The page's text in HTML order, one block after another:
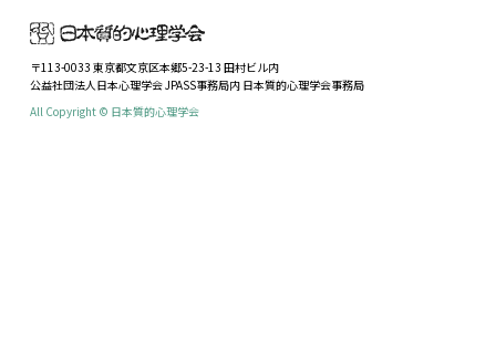
〒113-0033 東京都文京区本郷5-23-13 田村ビル内
公益社団法人日本心理学会 JPASS事務局内 日本質的心理学会事務局
All Copyright © 日本質的心理学会